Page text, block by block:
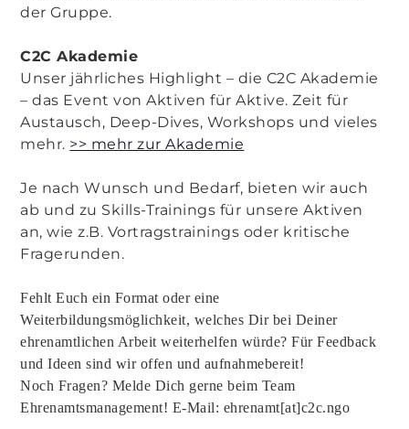
der Gruppe.
C2C Akademie
Unser jährliches Highlight – die C2C Akademie
– das Event von Aktiven für Aktive. Zeit für
Austausch, Deep-Dives, Workshops und vieles
mehr. >> mehr zur Akademie
Je nach Wunsch und Bedarf, bieten wir auch
ab und zu Skills-Trainings für unsere Aktiven
an, wie z.B. Vortragstrainings oder kritische
Fragerunden.
Fehlt Euch ein Format oder eine
Weiterbildungsmöglichkeit, welches Dir bei Deiner
ehrenamtlichen Arbeit weiterhelfen würde? Für Feedback
und Ideen sind wir offen und aufnahmebereit!
Noch Fragen? Melde Dich gerne beim Team
Ehrenamtsmanagement! E-Mail: ehrenamt[at]c2c.ngo